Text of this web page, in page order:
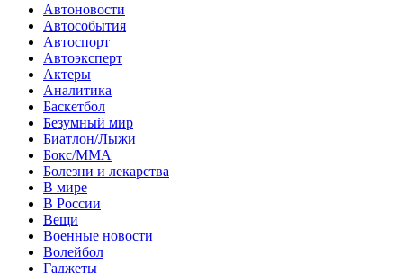
Автоновости
Автособытия
Автоспорт
Автоэксперт
Актеры
Аналитика
Баскетбол
Безумный мир
Биатлон/Лыжи
Бокс/MMA
Болезни и лекарства
В мире
В России
Вещи
Военные новости
Волейбол
Гаджеты